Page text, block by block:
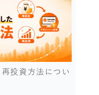
投資方法につい